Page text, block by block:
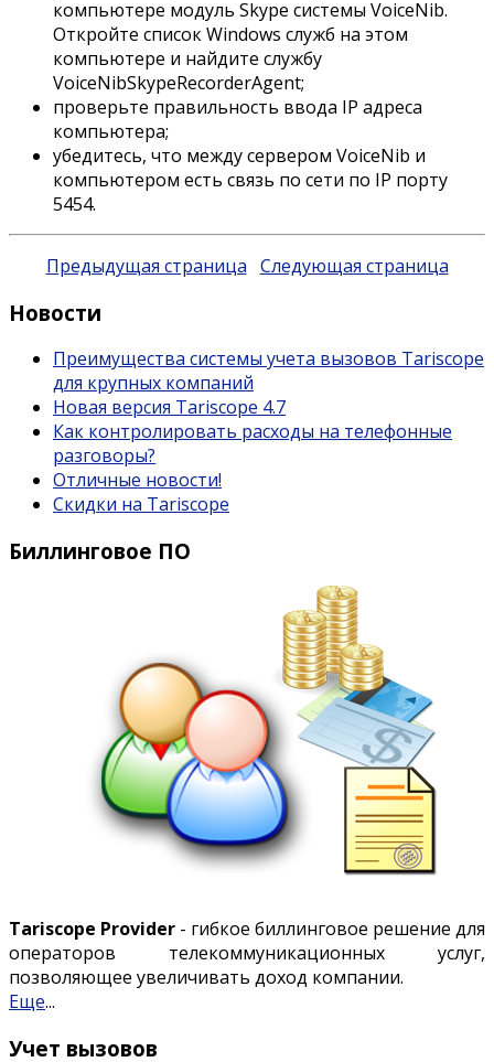
компьютере модуль Skype системы VoiceNib.
Откройте список Windows служб на этом
компьютере и найдите службу
VoiceNibSkypeRecorderAgent;
проверьте правильность ввода IP адреса
компьютера;
убедитесь, что между сервером VoiceNib и
компьютером есть связь по сети по IP порту
5454.
Предыдущая страница Следующая страница
Новости
Преимущества системы учета вызовов Tariscope
для крупных компаний
Новая версия Tariscope 4.7
Как контролировать расходы на телефонные
разговоры?
Отличные новости!
Скидки на Tariscope
Биллинговое ПО
Tariscope Provider - гибкое биллинговое решение для
операторов телекоммуникационных услуг,
позволяющее увеличивать доход компании.
Еще...
Учет вызовов